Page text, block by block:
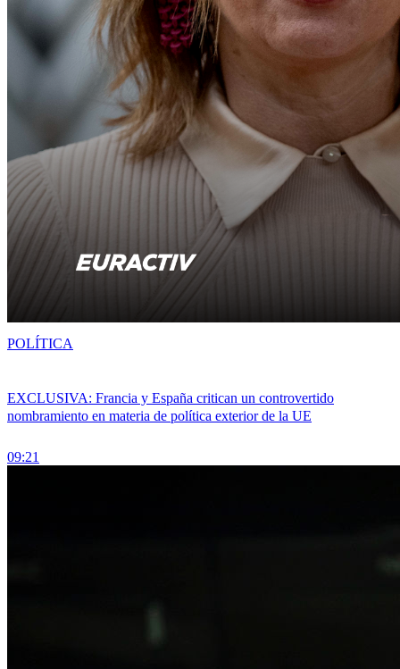
EXCLUSIVA: Francia y España critican un controvertido
nombramiento en materia de política exterior de la UE
09:21
POLÍTICA